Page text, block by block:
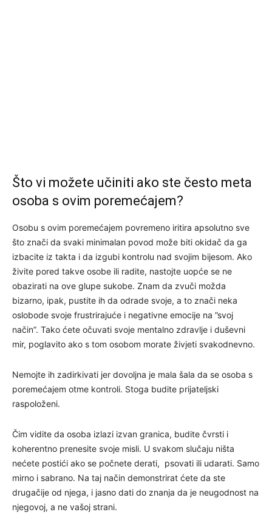
Što vi možete učiniti ako ste često meta
osoba s ovim poremećajem?
Osobu s ovim poremećajem povremeno iritira apsolutno sve
što znači da svaki minimalan povod može biti okidač da ga
izbacite iz takta i da izgubi kontrolu nad svojim bijesom. Ako
živite pored takve osobe ili radite, nastojte uopće se ne
obazirati na ove glupe sukobe. Znam da zvuči možda
bizarno, ipak, pustite ih da odrade svoje, a to znači neka
oslobode svoje frustrirajuće i negativne emocije na ”svoj
način”. Tako ćete očuvati svoje mentalno zdravlje i duševni
mir, poglavito ako s tom osobom morate živjeti svakodnevno.
Nemojte ih zadirkivati jer dovoljna je mala šala da se osoba s
poremećajem otme kontroli. Stoga budite prijateljski
raspoloženi.
Čim vidite da osoba izlazi izvan granica, budite čvrsti i
koherentno prenesite svoje misli. U svakom slučaju ništa
nećete postići ako se počnete derati, psovati ili udarati. Samo
mirno i sabrano. Na taj način demonstrirat ćete da ste
drugačije od njega, i jasno dati do znanja da je neugodnost na
njegovoj, a ne vašoj strani.